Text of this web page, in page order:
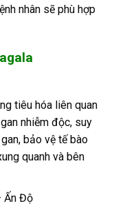
nhân sẽ phù hợp
tiêu hóa liên quan
nhiễm độc, suy
bảo vệ tế bào
quanh và bên
Ấn Độ